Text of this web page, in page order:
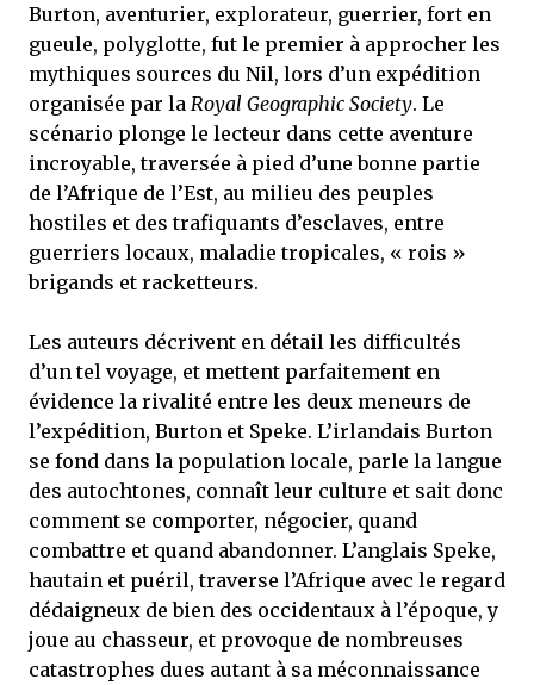
Burton, aventurier, explorateur, guerrier, fort en
gueule, polyglotte, fut le premier à approcher les
mythiques sources du Nil, lors d’un expédition
organisée par la Royal Geographic Society. Le
scénario plonge le lecteur dans cette aventure
incroyable, traversée à pied d’une bonne partie
de l’Afrique de l’Est, au milieu des peuples
hostiles et des trafiquants d’esclaves, entre
guerriers locaux, maladie tropicales, « rois »
brigands et racketteurs.
Les auteurs décrivent en détail les difficultés
d’un tel voyage, et mettent parfaitement en
évidence la rivalité entre les deux meneurs de
l’expédition, Burton et Speke. L’irlandais Burton
se fond dans la population locale, parle la langue
des autochtones, connaît leur culture et sait donc
comment se comporter, négocier, quand
combattre et quand abandonner. L’anglais Speke,
hautain et puéril, traverse l’Afrique avec le regard
dédaigneux de bien des occidentaux à l’époque, y
joue au chasseur, et provoque de nombreuses
catastrophes dues autant à sa méconnaissance